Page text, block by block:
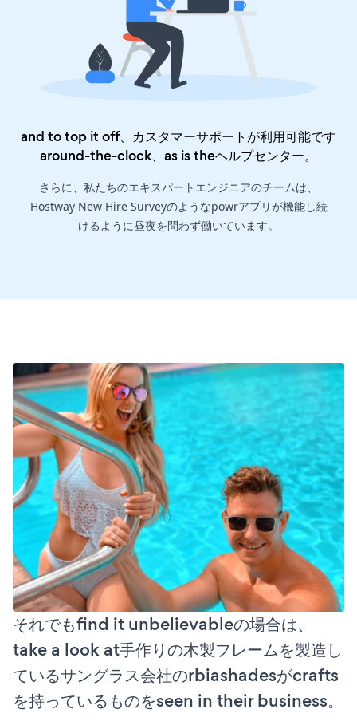
and to top it off、カスタマーサポートが利用可能です
around-the-clock、as is theヘルプセンター。
さらに、私たちのエキスパートエンジニアのチームは、
Hostway New Hire Surveyのようなpowrアプリが機能し続
けるように昼夜を問わず働いています。
それでもfind it unbelievableの場合は、
take a look at手作りの木製フレームを製造し
ているサングラス会社のrbiashadesがcrafts
を持っているものをseen in their business。